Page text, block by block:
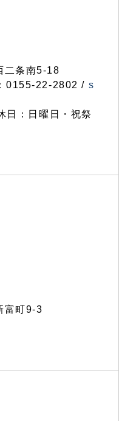
条南5-18
0155-22-2802 / s
日：日曜日・祝祭
富町9-3